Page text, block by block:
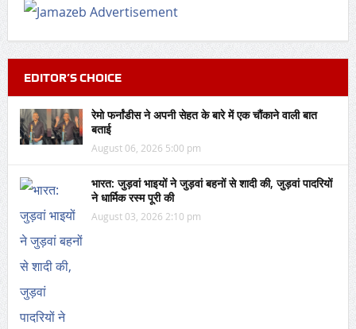
EDITOR’S CHOICE
रेमो फर्नांडीस ने अपनी सेहत के बारे में एक चौंकाने वाली बात
बताई
August 06, 2026 5:00 pm
भारत: जुड़वां भाइयों ने जुड़वां बहनों से शादी की, जुड़वां पादरियों
ने धार्मिक रस्म पूरी की
August 03, 2026 2:10 pm